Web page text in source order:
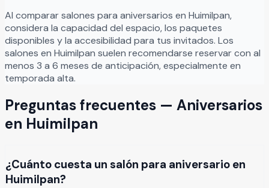
Al comparar salones para aniversarios en Huimilpan,
considera la capacidad del espacio, los paquetes
disponibles y la accesibilidad para tus invitados. Los
salones en Huimilpan suelen recomendarse reservar con al
menos 3 a 6 meses de anticipación, especialmente en
temporada alta.
Preguntas frecuentes — Aniversarios
en Huimilpan
¿Cuánto cuesta un salón para aniversario en
Huimilpan?